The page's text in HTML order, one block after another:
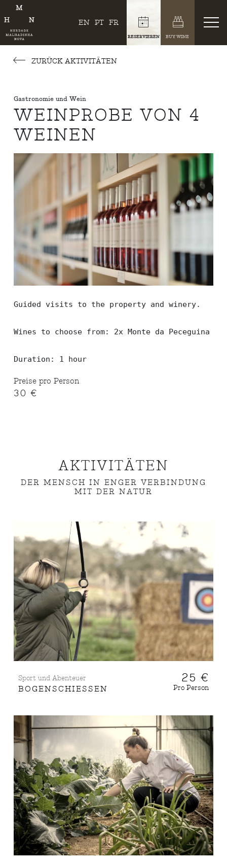
EN PT FR
RESERVIEREN BUY WINE
ZURÜCK AKTIVITÄTEN
Gastronomie und Wein
WEINPROBE VON 4
WEINEN
Guided visits to the property and winery.
Wines to choose from: 2x Monte da
Duration: 1 hour
Preise pro Person
30 €
AKTIVITÄTEN
DER MENSCH IN ENGER VERBINDUNG
MIT DER NATUR
Sport und Abenteuer
BOGENSCHIESSEN
25 €
Pro Person